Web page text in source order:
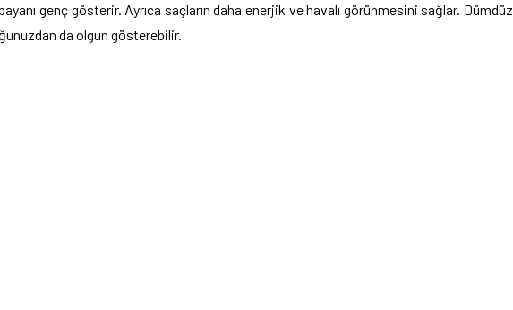
genç gösterir. Ayrıca saçların daha enerjik ve havalı görünmesini sağlar. Dümdüz
da olgun gösterebilir.